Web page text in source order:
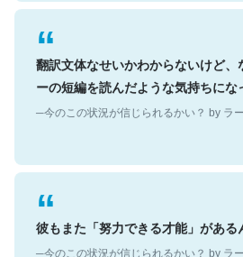
翻訳文体なせいかわからないけど、
ーの短編を読んだような気持ちにな
彼もまた「努力できる才能」がある